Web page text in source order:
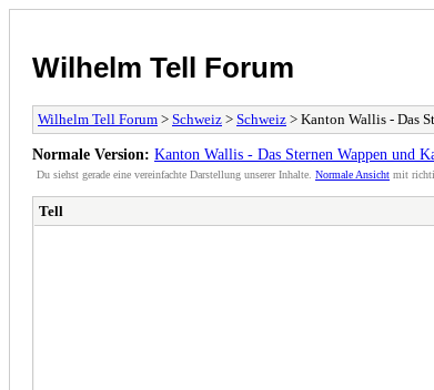
Wilhelm Tell Forum
Wilhelm Tell Forum > Schweiz > Schweiz > Kanton Wallis - Das
Normale Version: Kanton Wallis - Das Sternen Wappen und
Du siehst gerade eine vereinfachte Darstellung unserer Inhalte. Normale Ansicht mit
Tell